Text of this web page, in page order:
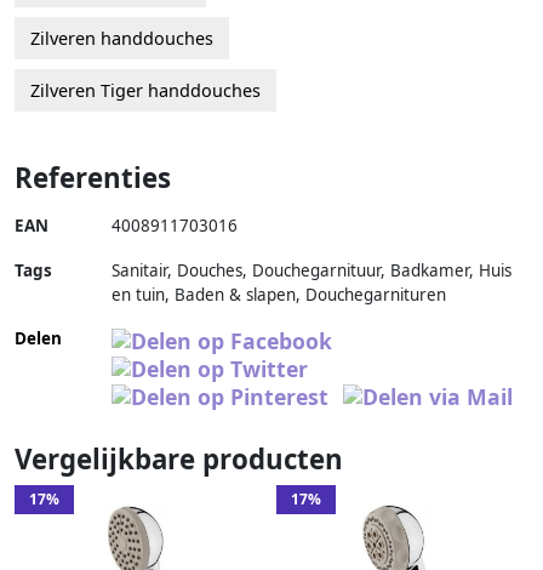
Zilveren handdouches
Zilveren Tiger handdouches
Referenties
EAN 4008911703016
Tags
Sanitair, Douches, Douchegarnituur, Badkamer, Huis
en tuin, Baden & slapen, Douchegarnituren
Delen
Vergelijkbare producten
17% 17%